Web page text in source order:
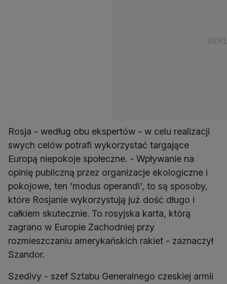
Rosja - według obu ekspertów - w celu realizacji
swych celów potrafi wykorzystać targające
Europą niepokoje społeczne. - Wpływanie na
opinię publiczną przez organizacje ekologiczne i
pokojowe, ten 'modus operandi', to są sposoby,
które Rosjanie wykorzystują już dość długo i
całkiem skutecznie. To rosyjska karta, którą
zagrano w Europie Zachodniej przy
rozmieszczaniu amerykańskich rakiet - zaznaczył
Szandor.
Szedivy - szef Sztabu Generalnego czeskiej armii